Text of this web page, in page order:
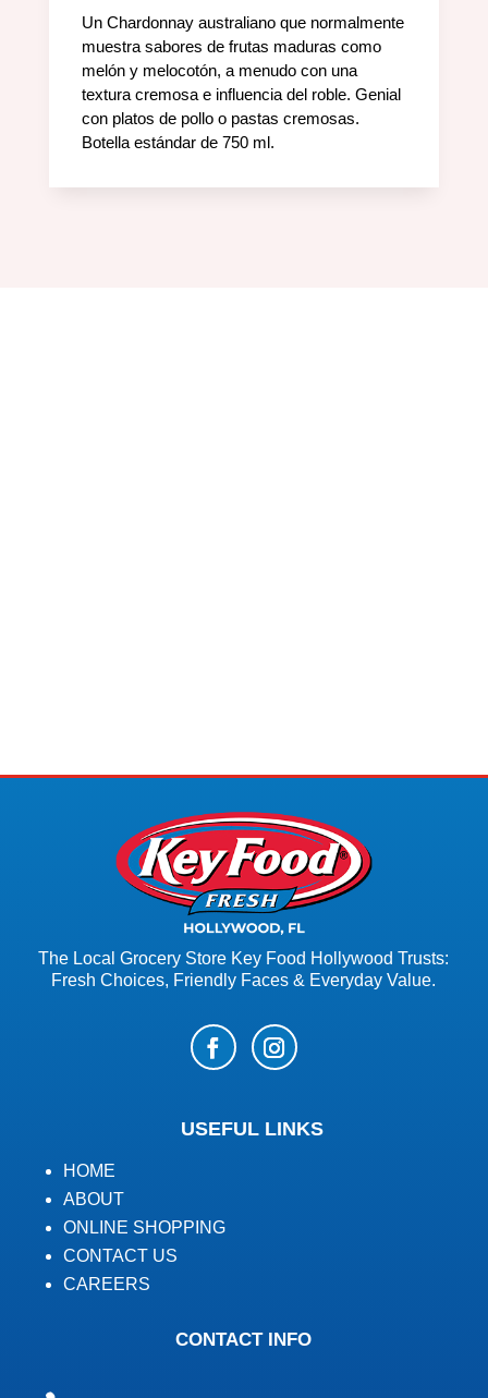
Un Chardonnay australiano que normalmente
muestra sabores de frutas maduras como
melón y melocotón, a menudo con una
textura cremosa e influencia del roble. Genial
con platos de pollo o pastas cremosas.
Botella estándar de 750 ml.
The Local Grocery Store Key Food Hollywood Trusts:
Fresh Choices, Friendly Faces & Everyday Value.
USEFUL LINKS
HOME
ABOUT
ONLINE SHOPPING
CONTACT US
CAREERS
CONTACT INFO